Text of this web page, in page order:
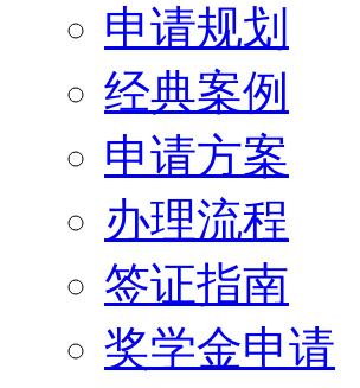
申请规划
经典案例
申请方案
办理流程
签证指南
奖学金申请